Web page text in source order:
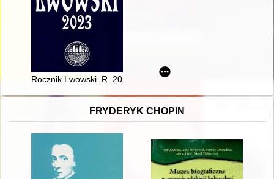
Rocznik Lwowski. R. 2023
FRYDERYK CHOPIN